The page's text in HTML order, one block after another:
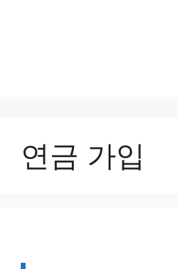
연금 가입